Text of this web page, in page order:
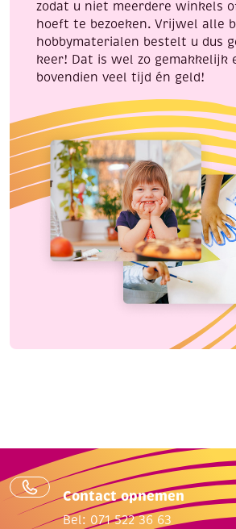
zodat u niet meerdere winkels
hoeft te bezoeken. Vrijwel alle
hobbymaterialen bestelt u dus
keer! Dat is wel zo gemakkelijk
bovendien veel tijd én geld!
Contact opnemen
Bel: 071 522 36 63